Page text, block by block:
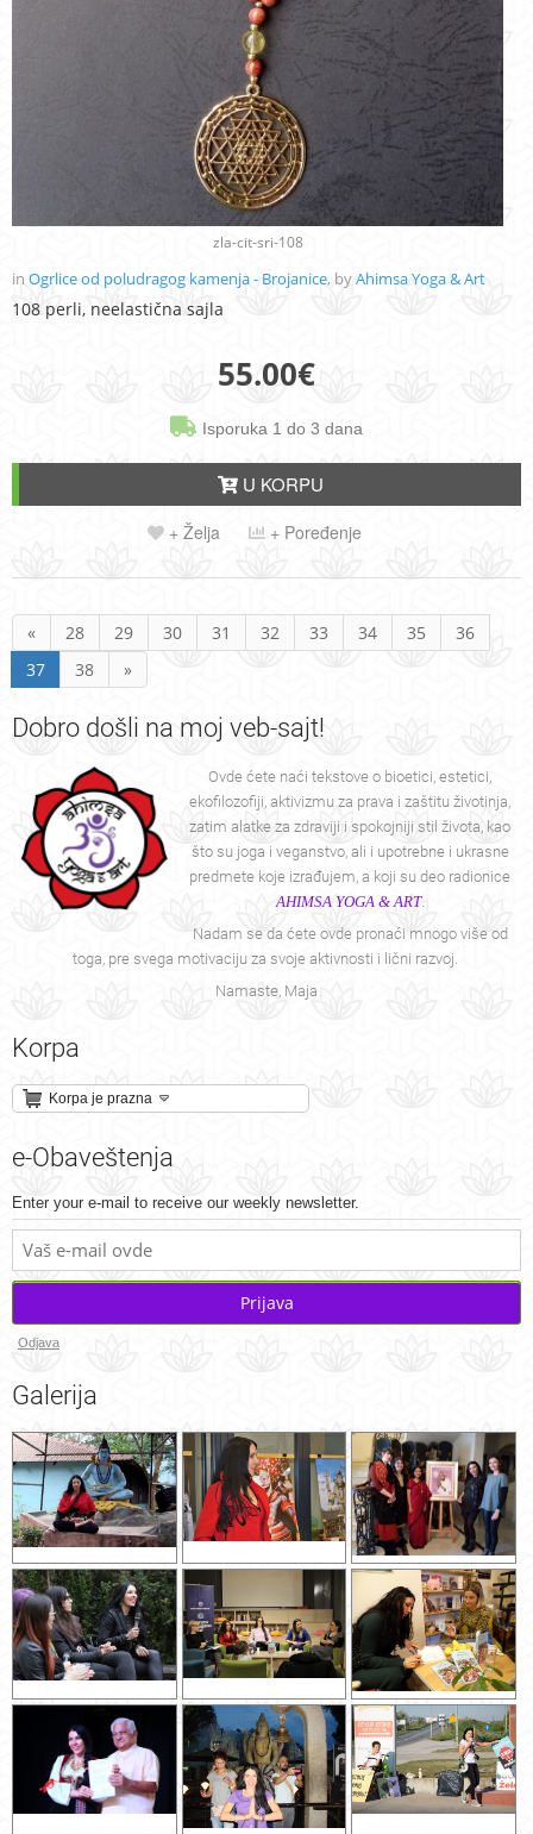
zla-cit-sri-108
in Ogrlice od poludragog kamenja - Brojanice, byAhimsa Yoga & Art
108 perli, neelastična sajla
55.00€
Isporuka 1 do 3 dana
U KORPU
+ Želja + Poređenje
« 28 29 30 31 32 33 34 35
36
37
38 »
Dobro došli na moj veb-sajt!
Ovde ćete naći tekstove o bioetici, estetici,
ekofilozofiji, aktivizmu za prava i zaštitu životinja,
zatim alatke za zdraviji i spokojniji stil života, kao
što su joga i veganstvo, ali i upotrebne i ukrasne
predmete koje izrađujem, a koji su deo radionice
AHIMSA YOGA & ART.
Nadam se da ćete ovde pronaći mnogo više od
toga, pre svega motivaciju za svoje aktivnosti i lični razvoj.
Namaste, Maja
Korpa
Korpa je prazna
e-Obaveštenja
Enter your e-mail to receive our weekly newsletter.
Prijava
Odjava
Galerija